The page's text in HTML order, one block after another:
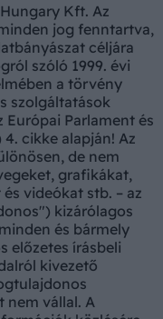
Kft. Az
jog fenntartva,
céljára
szóló 1999. évi
a törvény
szolgáltatások
Parlament és
cikke alapján! Az
de nem
grafikákat,
videókat stb. – az
kizárólagos
és bármely
előzetes írásbeli
kivezető
nem vállal. A